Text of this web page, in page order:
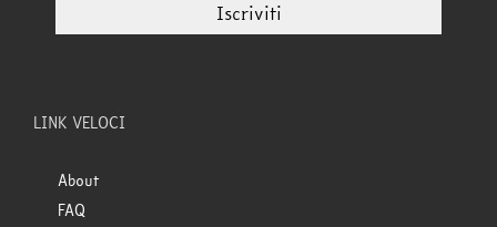
LINK VELOCI
About
FAQ